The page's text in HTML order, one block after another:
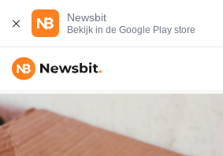
Newsbit
Bekijk in de Google Play store